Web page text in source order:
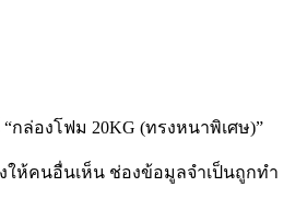
กล่องโฟม 20KG (ทรงหนาพิเศษ)”
ให้คนอื่นเห็น ช่องข้อมูลจำเป็นถูกทำ